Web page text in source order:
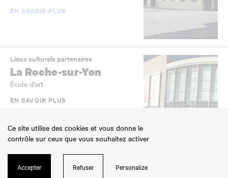
EN SAVOIR PLUS
Lieux culturels partenaires
La Roche-sur-Yon
École d’art
EN SAVOIR PLUS
École de la Pénière
Ce site utilise des cookies et vous donne le
contrôle sur ceux que vous souhaitez activer
Accepter Refuser Personalize